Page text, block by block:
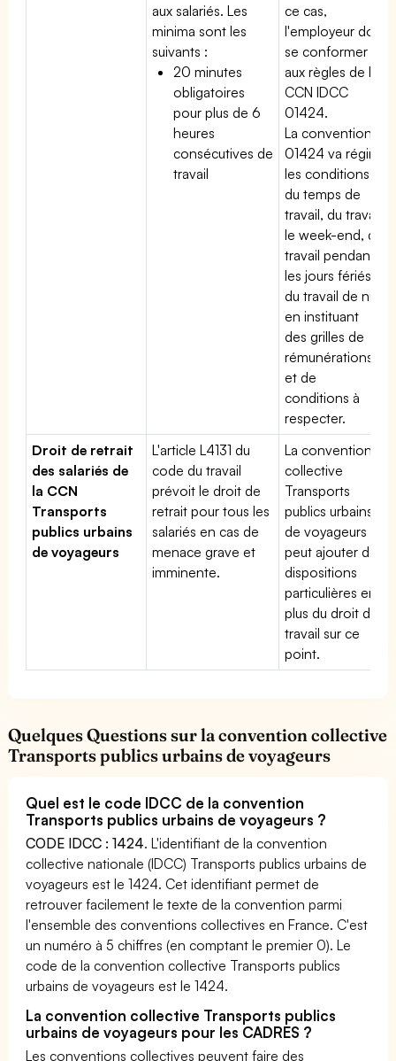
aux salariés. Les
minima sont les
suivants :
20 minutes
obligatoires
pour plus de 6
heures
consécutives de
travail
ce cas,
l'employeur doit
se conformer
aux règles de la
CCN IDCC
01424.
La convention
01424 va régir
les conditions
du temps de
travail, du travail
le week-end, du
travail pendant
les jours fériés,
du travail de nuit
en instituant
des grilles de
rémunérations
et de
conditions à
respecter.
Droit de retrait
des salariés de
la CCN
Transports
publics urbains
de voyageurs
L'article L4131 du
code du travail
prévoit le droit de
retrait pour tous les
salariés en cas de
menace grave et
imminente.
La convention
collective
Transports
publics urbains
de voyageurs
peut ajouter des
dispositions
particulières en
plus du droit du
travail sur ce
point.
Quelques Questions sur la convention collective
Transports publics urbains de voyageurs
Quel est le code IDCC de la convention
Transports publics urbains de voyageurs ?
CODE IDCC : 1424. L'identifiant de la convention
collective nationale (IDCC) Transports publics urbains de
voyageurs est le 1424. Cet identifiant permet de
retrouver facilement le texte de la convention parmi
l'ensemble des conventions collectives en France. C'est
un numéro à 5 chiffres (en comptant le premier 0). Le
code de la convention collective Transports publics
urbains de voyageurs est le 1424.
La convention collective Transports publics
urbains de voyageurs pour les CADRES ?
Les conventions collectives peuvent faire des